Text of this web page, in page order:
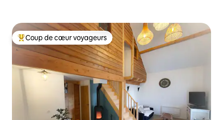
Coups de cœur voyageurs les plus appréciés
Coup de cœur voyageurs